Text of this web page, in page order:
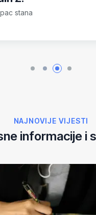
stana
NAJNOVIJE VIJESTI
informacije i